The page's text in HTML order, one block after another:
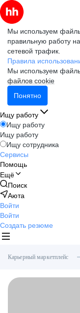
Мы используем
правильную работу
сетевой трафик.
Правила
Мы используем
файлов cookie
Понятно
Ищу работу
Ищу работу
Ищу работу
Ищу сотрудника
Сервисы
Помощь
Ещё
Поиск
Аюта
Войти
Войти
Создать резюме
Карьерный маркетплейс